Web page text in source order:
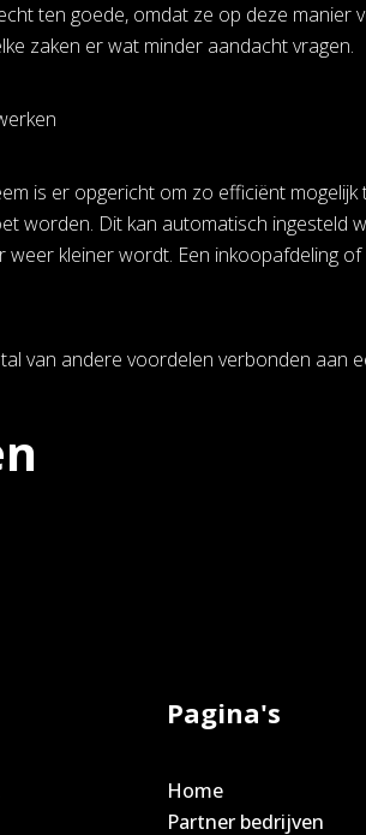
ten goede, omdat ze op deze manier
zaken er wat minder aandacht vragen.
is er opgericht om zo efficiënt
worden. Dit kan automatisch ingesteld
weer kleiner wordt. Een inkoopafdeling
van andere voordelen verbonden aan
Pagina's
Home
Partner bedrijven